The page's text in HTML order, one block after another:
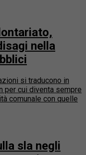
nella
si traducono in
per cui diventa sempre
comunale con quelle
sla negli